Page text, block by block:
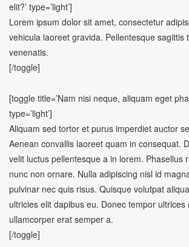
elit?’ type=’light’]
Lorem ipsum dolor sit amet, consectetur
vehicula laoreet gravida. Pellentesque sagittis
venenatis.
[/toggle]
[toggle title=’Nam nisi neque, aliquam eget
type=’light’]
Aliquam sed tortor et purus imperdiet auctor
Aenean convallis laoreet quam in consequat.
velit luctus pellentesque a in lorem. Phasellus
nunc non ornare. Nulla adipiscing nisl id
pulvinar nec quis risus. Quisque volutpat
ultricies elit dapibus eu. Donec tempor ultrices
ullamcorper erat semper a.
[/toggle]